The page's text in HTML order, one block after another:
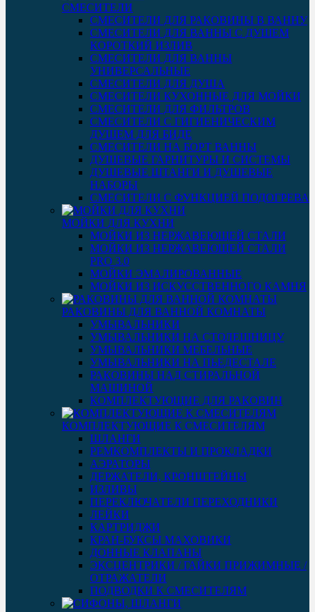
СМЕСИТЕЛИ
СМЕСИТЕЛИ ДЛЯ РАКОВИНЫ В ВАННУ
СМЕСИТЕЛИ ДЛЯ ВАННЫ С ДУШЕМ
КОРОТКИЙ ИЗЛИВ
СМЕСИТЕЛИ ДЛЯ ВАННЫ
УНИВЕРСАЛЬНЫЕ
СМЕСИТЕЛИ ДЛЯ ДУША
СМЕСИТЕЛИ КУХОННЫЕ ДЛЯ МОЙКИ
СМЕСИТЕЛИ ДЛЯ ФИЛЬТРОВ
СМЕСИТЕЛИ С ГИГИЕНИЧЕСКИМ
ДУШЕМ ДЛЯ БИДЕ
СМЕСИТЕЛИ НА БОРТ ВАННЫ
ДУШЕВЫЕ ГАРНИТУРЫ И СИСТЕМЫ
ДУШЕВЫЕ ШТАНГИ И ДУШЕВЫЕ
НАБОРЫ
СМЕСИТЕЛИ С ФУНКЦИЕЙ ПОДОГРЕВА
МОЙКИ ДЛЯ КУХНИ
МОЙКИ ИЗ НЕРЖАВЕЮЩЕЙ СТАЛИ
МОЙКИ ИЗ НЕРЖАВЕЮЩЕЙ СТАЛИ
PRO 3.0
МОЙКИ ЭМАЛИРОВАННЫЕ
МОЙКИ ИЗ ИСКУССТВЕННОГО КАМНЯ
РАКОВИНЫ ДЛЯ ВАННОЙ КОМНАТЫ
УМЫВАЛЬНИКИ
УМЫВАЛЬНИКИ НА СТОЛЕШНИЦУ
УМЫВАЛЬНИКИ МЕБЕЛЬНЫЕ
УМЫВАЛЬНИКИ НА ПЬЕДЕСТАЛЕ
РАКОВИНЫ НАД СТИРАЛЬНОЙ
МАШИНОЙ
КОМПЛЕКТУЮЩИЕ ДЛЯ РАКОВИН
КОМПЛЕКТУЮЩИЕ К СМЕСИТЕЛЯМ
ШЛАНГИ
РЕМКОМПЛЕКТЫ И ПРОКЛАДКИ
АЭРАТОРЫ
ДЕРЖАТЕЛИ, КРОНШТЕЙНЫ
ИЗЛИВЫ
ПЕРЕКЛЮЧАТЕЛИ ПЕРЕХОДНИКИ
ЛЕЙКИ
КАРТРИДЖИ
КРАН-БУКСЫ МАХОВИКИ
ДОННЫЕ КЛАПАНЫ
ЭКСЦЕНТРИКИ / ГАЙКИ ПРИЖИМНЫЕ /
ОТРАЖАТЕЛИ
ПОДВОДКИ К СМЕСИТЕЛЯМ